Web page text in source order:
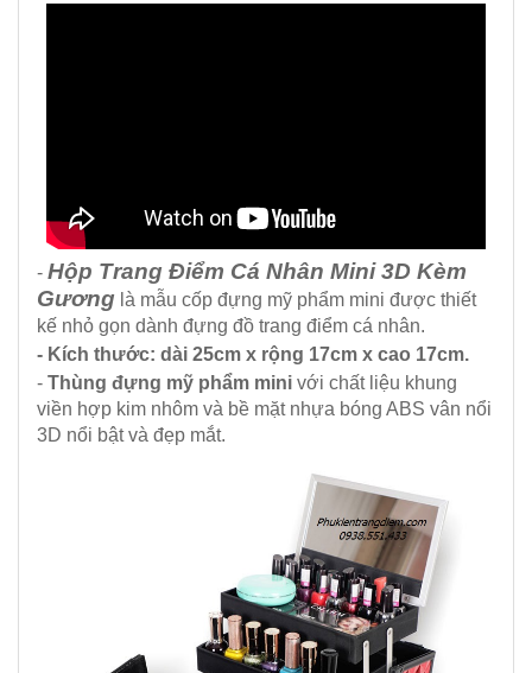
- Hộp Trang Điểm Cá Nhân Mini 3D Kèm
Gương là mẫu cốp đựng mỹ phẩm mini được thiết
kế nhỏ gọn dành đựng đồ trang điểm cá nhân.
- Kích thước: dài 25cm x rộng 17cm x cao 17cm.
- Thùng đựng mỹ phẩm mini với chất liệu khung
viền hợp kim nhôm và bề mặt nhựa bóng ABS vân nổi
3D nổi bật và đẹp mắt.